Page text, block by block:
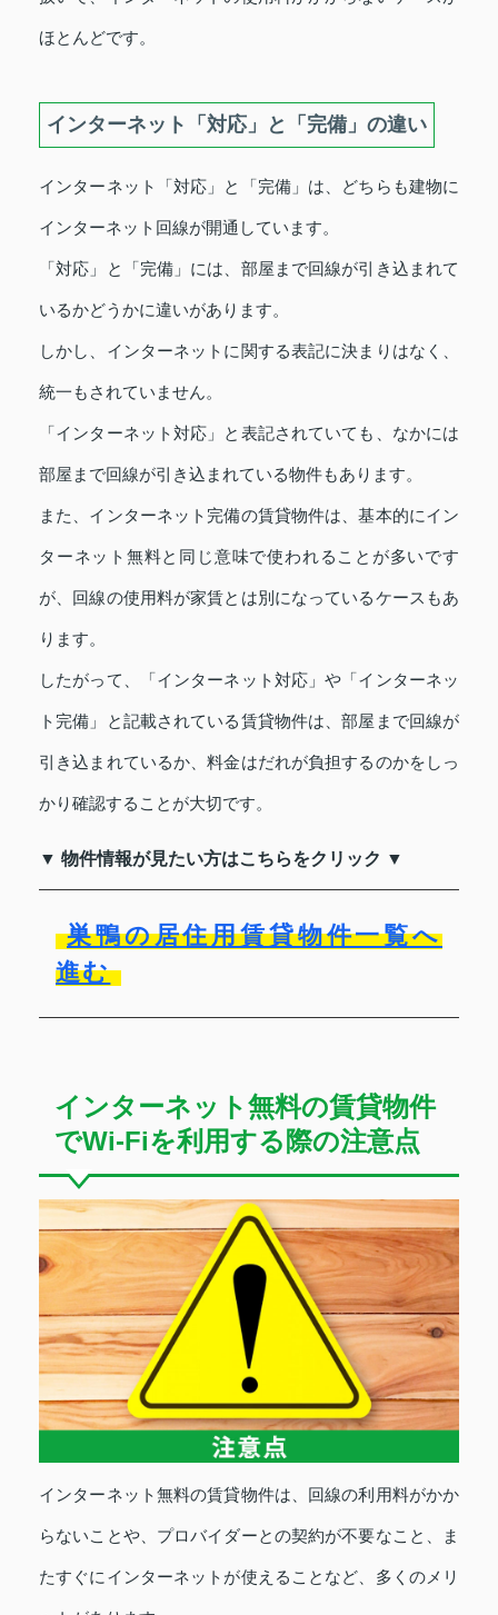
ほとんどです。
インターネット「対応」と「完備」の違い
インターネット「対応」と「完備」は、どちらも建物に
インターネット回線が開通しています。
「対応」と「完備」には、部屋まで回線が引き込まれて
いるかどうかに違いがあります。
しかし、インターネットに関する表記に決まりはなく、
統一もされていません。
「インターネット対応」と表記されていても、なかには
部屋まで回線が引き込まれている物件もあります。
また、インターネット完備の賃貸物件は、基本的にイン
ターネット無料と同じ意味で使われることが多いです
が、回線の使用料が家賃とは別になっているケースもあ
ります。
したがって、「インターネット対応」や「インターネッ
ト完備」と記載されている賃貸物件は、部屋まで回線が
引き込まれているか、料金はだれが負担するのかをしっ
かり確認することが大切です。
▼ 物件情報が見たい方はこちらをクリック ▼
巣鴨の居住用賃貸物件一覧へ
進む
インターネット無料の賃貸物件
でWi-Fiを利用する際の注意点
インターネット無料の賃貸物件は、回線の利用料がかか
らないことや、プロバイダーとの契約が不要なこと、ま
たすぐにインターネットが使えることなど、多くのメリ